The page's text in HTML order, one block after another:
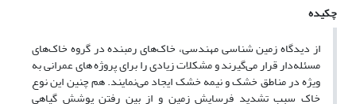
چکیده
از دیدگاه زمین شناسی مهندسی، خاک‌های رمبنده در گروه خاک‌های
مسئله‌دار قرار می‌گیرند و مشکلات زیادی را برای پروژه های عمرانی به
ویژه در مناطق خشک و نیمه خشک ایجاد می‌نمایند. هم چنین این نوع
خاک سبب تشدید فرسایش زمین و از بین رفتن پوشش گیاهی